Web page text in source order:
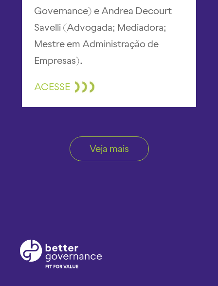
Governance) e Andrea Decourt
Savelli (Advogada; Mediadora;
Mestre em Administração de
Empresas).
ACESSE
Veja mais